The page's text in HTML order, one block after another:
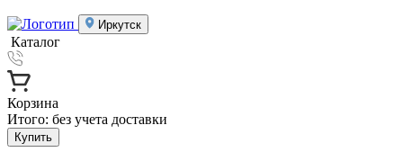
Иркутск
Каталог
Корзина
Итого: без учета доставки
Купить